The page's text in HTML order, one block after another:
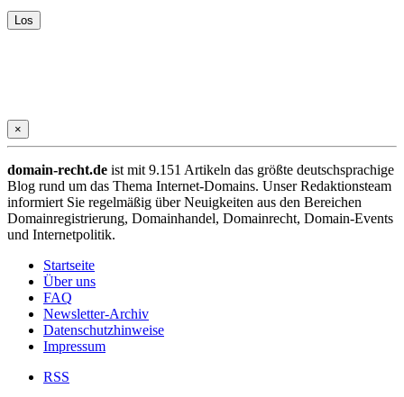
×
domain-recht.de ist mit 9.151 Artikeln das größte deutschsprachige
Blog rund um das Thema Internet-Domains. Unser Redaktionsteam
informiert Sie regelmäßig über Neuigkeiten aus den Bereichen
Domainregistrierung, Domainhandel, Domainrecht, Domain-Events
und Internetpolitik.
Startseite
Über uns
FAQ
Newsletter-Archiv
Datenschutzhinweise
Impressum
RSS